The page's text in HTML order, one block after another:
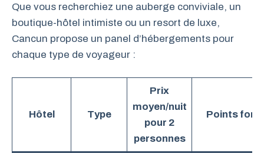
Que vous recherchiez une auberge conviviale, un
boutique-hôtel intimiste ou un resort de luxe,
Cancun propose un panel d’hébergements pour
chaque type de voyageur :
Hôtel Type
Prix
moyen/nuit
pour 2
personnes
Points forts